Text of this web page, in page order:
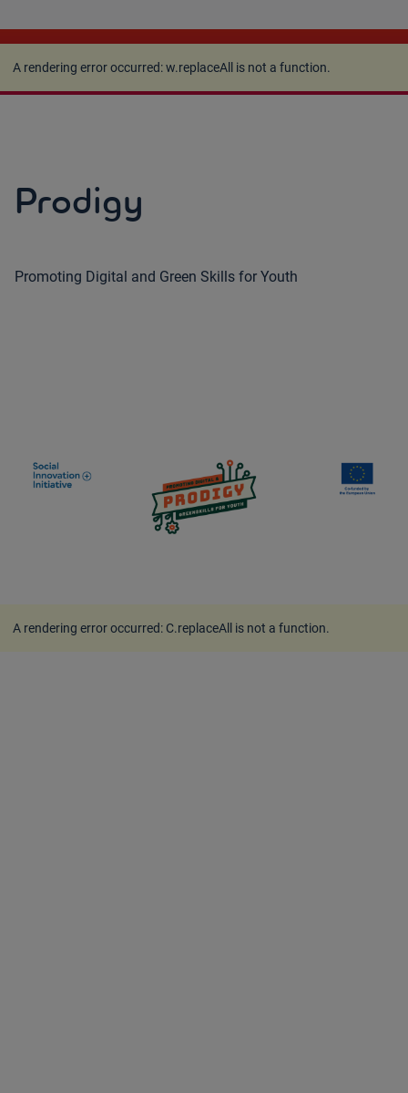
A rendering error occurred:w.replaceAll is not a
function.
A rendering error occurred:w.replaceAll is not a function.
Prodigy
Promoting Digital and Green Skills for Youth
A rendering error occurred: C.replaceAll is not a function.